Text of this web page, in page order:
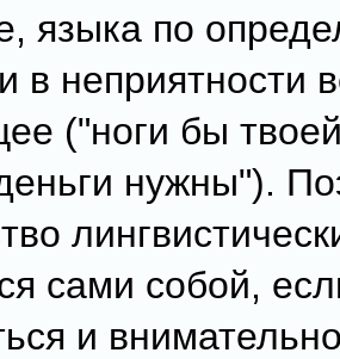
языка по
в неприятности
("ноги бы
нужны").
сами собой,
и